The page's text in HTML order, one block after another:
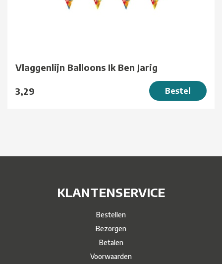
Vlaggenlijn Balloons Ik Ben Jarig
3,29 Bestel
KLANTENSERVICE
Bestellen
Bezorgen
Betalen
Voorwaarden